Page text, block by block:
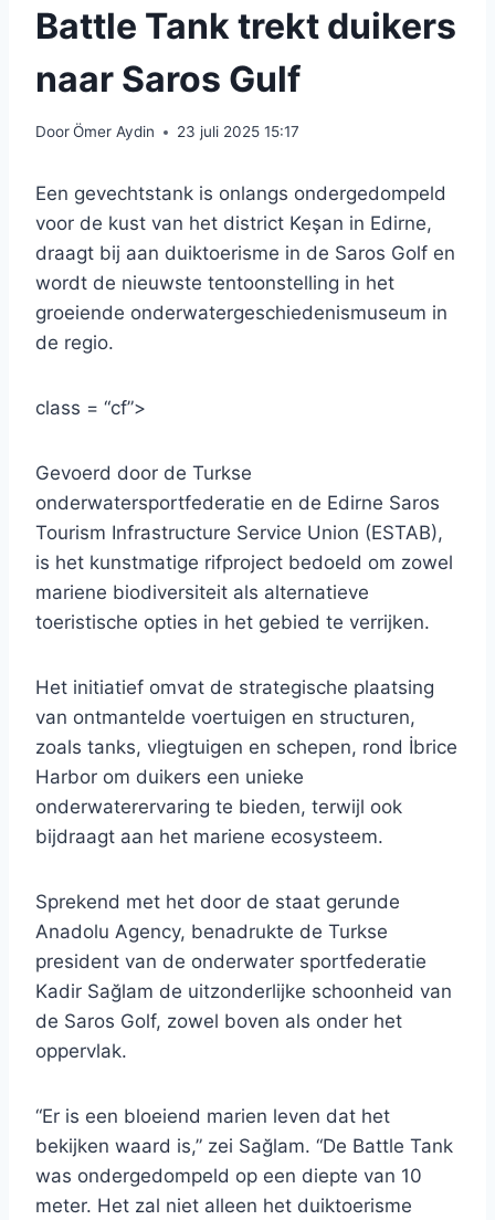
Battle Tank trekt duikers
naar Saros Gulf
DoorÖmer Aydin 23 juli 2025 15:17
Een gevechtstank is onlangs ondergedompeld
voor de kust van het district Keşan in Edirne,
draagt bij aan duiktoerisme in de Saros Golf en
wordt de nieuwste tentoonstelling in het
groeiende onderwatergeschiedenismuseum in
de regio.
class = “cf”>
Gevoerd door de Turkse
onderwatersportfederatie en de Edirne Saros
Tourism Infrastructure Service Union (ESTAB),
is het kunstmatige rifproject bedoeld om zowel
mariene biodiversiteit als alternatieve
toeristische opties in het gebied te verrijken.
Het initiatief omvat de strategische plaatsing
van ontmantelde voertuigen en structuren,
zoals tanks, vliegtuigen en schepen, rond İbrice
Harbor om duikers een unieke
onderwaterervaring te bieden, terwijl ook
bijdraagt aan het mariene ecosysteem.
Sprekend met het door de staat gerunde
Anadolu Agency, benadrukte de Turkse
president van de onderwater sportfederatie
Kadir Sağlam de uitzonderlijke schoonheid van
de Saros Golf, zowel boven als onder het
oppervlak.
“Er is een bloeiend marien leven dat het
bekijken waard is,” zei Sağlam. “De Battle Tank
was ondergedompeld op een diepte van 10
meter. Het zal niet alleen het duiktoerisme